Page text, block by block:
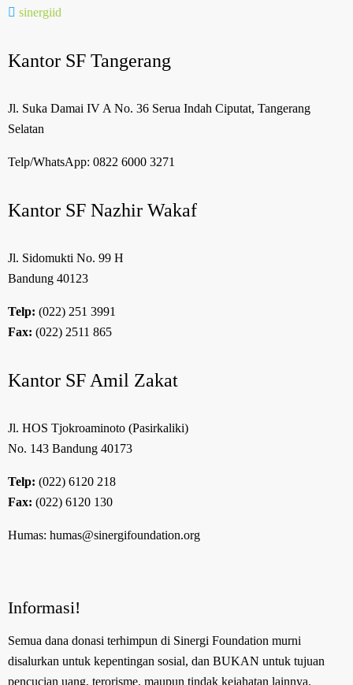
sinergiid
Kantor SF Tangerang
Jl. Suka Damai IV A No. 36 Serua Indah Ciputat, Tangerang
Selatan
Telp/WhatsApp: 0822 6000 3271
Kantor SF Nazhir Wakaf
Jl. Sidomukti No. 99 H
Bandung 40123
Telp: (022) 251 3991
Fax: (022) 2511 865
Kantor SF Amil Zakat
Jl. HOS Tjokroaminoto (Pasirkaliki)
No. 143 Bandung 40173
Telp: (022) 6120 218
Fax: (022) 6120 130
Humas: humas@sinergifoundation.org
Informasi!
Semua dana donasi terhimpun di Sinergi Foundation murni
disalurkan untuk kepentingan sosial, dan BUKAN untuk tujuan
pencucian uang, terorisme, maupun tindak kejahatan lainnya.